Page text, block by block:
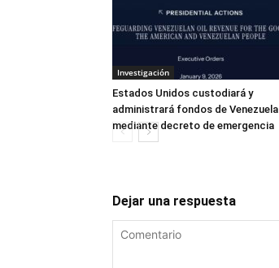
Investigación
Estados Unidos custodiará y
administrará fondos de Venezuela
mediante decreto de emergencia
Dejar una respuesta